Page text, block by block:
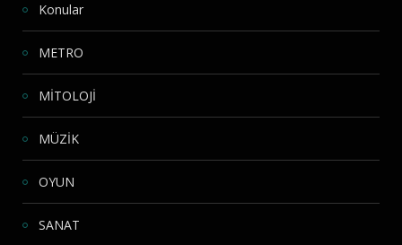
Konular
METRO
MİTOLOJİ
MÜZİK
OYUN
SANAT